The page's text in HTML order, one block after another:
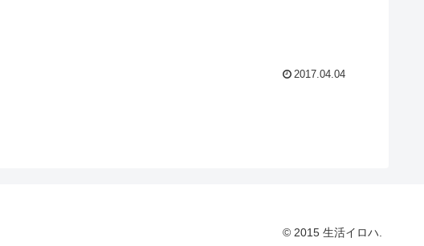
2017.04.04
© 2015 生活イロハ.